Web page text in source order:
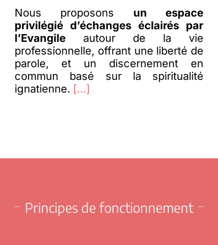
Nous proposons un espace
privilégié d’échanges éclairés par
l’Evangileautour de la vie
professionnelle, offrant une liberté de
parole, et un discernement en
commun basé sur la spiritualité
ignatienne. […]
Principes de fonctionnement